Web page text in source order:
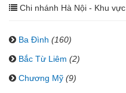
Chi nhánh Hà Nội - Khu vực
Ba Đình (160)
Bắc Từ Liêm (2)
Chương Mỹ (9)